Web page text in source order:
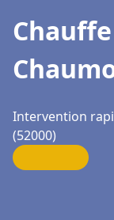
Intervention
(52000)